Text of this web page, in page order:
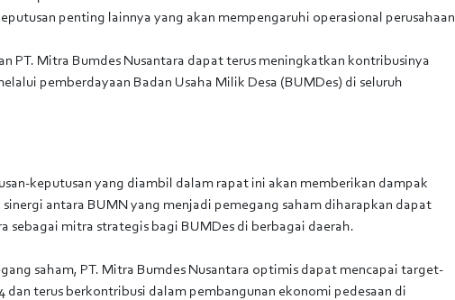
penting lainnya yang akan mempengaruhi operasional perusahaan
PT. Mitra Bumdes Nusantara dapat terus meningkatkan kontribusinya
pemberdayaan Badan Usaha Milik Desa (BUMDes) di seluruh
keputusan yang diambil dalam rapat ini akan memberikan dampak
antara BUMN yang menjadi pemegang saham diharapkan dapat
sebagai mitra strategis bagi BUMDes di berbagai daerah.
saham, PT. Mitra Bumdes Nusantara optimis dapat mencapai target-
terus berkontribusi dalam pembangunan ekonomi pedesaan di